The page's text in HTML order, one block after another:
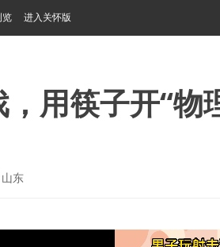
览 进入关怀版
用筷子开“物
山东